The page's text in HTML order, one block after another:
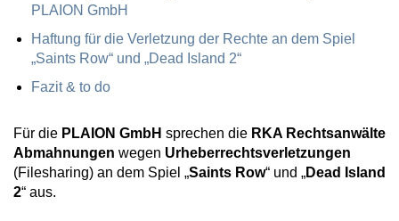
PLAION GmbH
Haftung für die Verletzung der Rechte an dem Spiel
„Saints Row“ und „Dead Island 2“
Fazit & to do
Für die PLAION GmbH sprechen die RKA Rechtsanwälte
Abmahnungen wegen Urheberrechtsverletzungen
(Filesharing) an dem Spiel „Saints Row“ und „Dead Island
2“ aus.